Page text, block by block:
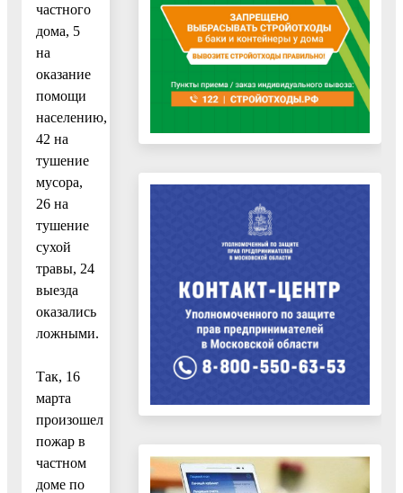
частного
дома, 5
на
оказание
помощи
населению,
42 на
тушение
мусора,
26 на
тушение
сухой
травы, 24
выезда
оказались
ложными.
Так, 16
марта
произошел
пожар в
частном
доме по